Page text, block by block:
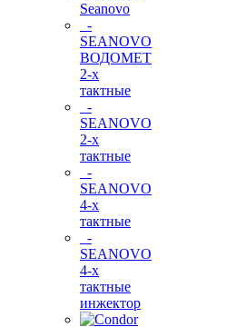
Seanovo
-
SEANOVO
ВОДОМЕТ
2-х
тактные
-
SEANOVO
2-х
тактные
-
SEANOVO
4-х
тактные
-
SEANOVO
4-х
тактные
инжектор